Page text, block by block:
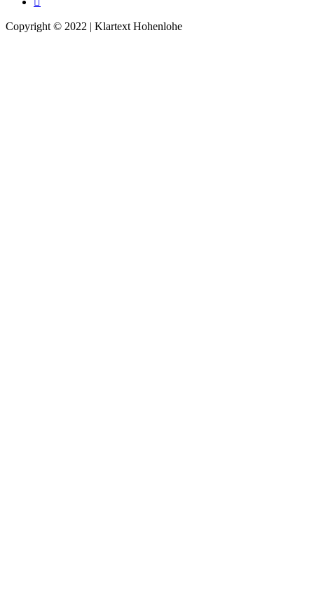
Copyright © 2022 | Klartext Hohenlohe